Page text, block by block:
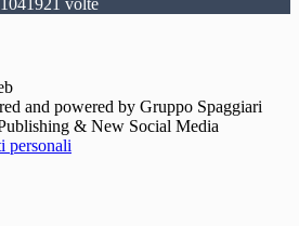
1041921 volte
and powered by Gruppo Spaggiari
& New Social Media
personali